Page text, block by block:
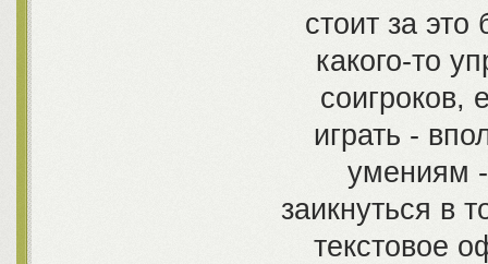
стоит за
какого-то
соигроков,
играть -
умениям
заикнуться в
текстовое